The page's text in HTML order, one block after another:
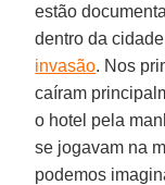
estão
dentro da
invasão. Nos
caíram
o hotel pela
se jogavam na
podemos